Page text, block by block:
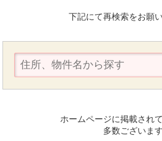
下記にて再検索をお願
ホームページに掲載され
多数ございます